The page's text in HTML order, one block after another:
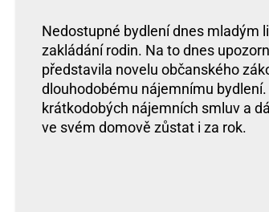
Nedostupné bydlení dnes mladým
zakládání rodin. Na to dnes
představila novelu občanského
dlouhodobému nájemnímu
krátkodobých nájemních smluv a
ve svém domově zůstat i za rok.